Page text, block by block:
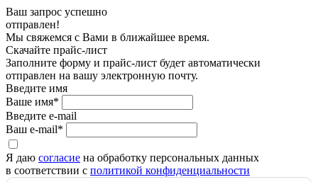
Ваш запрос успешно
отправлен!
Мы свяжемся с Вами в ближайшее время.
Скачайте прайс-лист
Заполните форму и прайс-лист будет автоматически
отправлен на вашу электронную почту.
Введите имя
Ваше имя*
Введите e-mail
Ваш e-mail*
Я даю согласие на обработку персональных данных
в соответствии с политикой конфиденциальности